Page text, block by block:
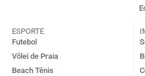
ESPORTE
Futebol
Vôlei de Praia
Beach Tênis